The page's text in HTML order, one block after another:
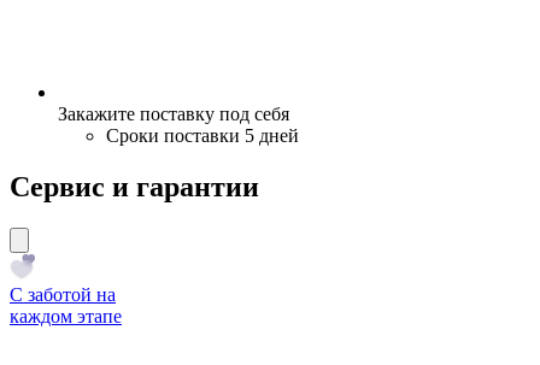
Закажите поставку под себя
Сроки поставки 5 дней
Сервис и гарантии
С заботой на
каждом этапе